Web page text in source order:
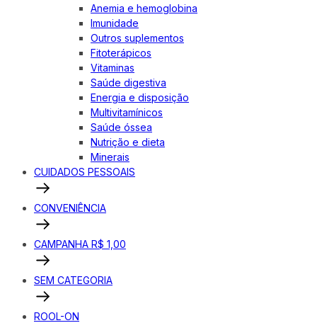
Anemia e hemoglobina
Imunidade
Outros suplementos
Fitoterápicos
Vitaminas
Saúde digestiva
Energia e disposição
Multivitamínicos
Saúde óssea
Nutrição e dieta
Minerais
CUIDADOS PESSOAIS
CONVENIÊNCIA
CAMPANHA R$ 1,00
SEM CATEGORIA
ROOL-ON